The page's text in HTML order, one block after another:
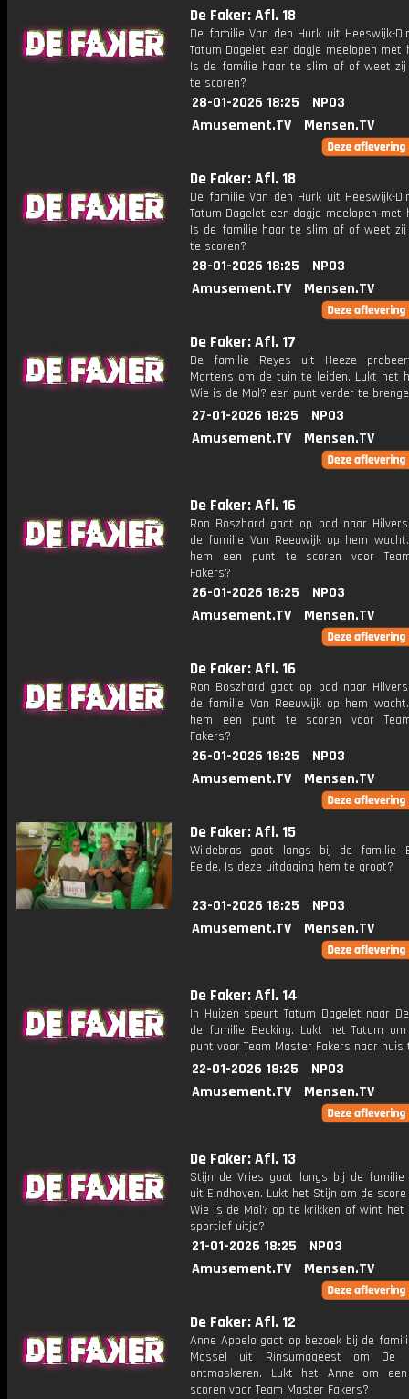
De Faker: Afl. 18
De familie Van den Hurk uit Heeswijk-
Tatum Dagelet een dagje meelopen met
Is de familie haar te slim af of weet
te scoren?
28-01-2026 18:25
NPO3
Amusement.TV
Mensen.TV
De Faker: Afl. 18
De familie Van den Hurk uit Heeswijk-
Tatum Dagelet een dagje meelopen met
Is de familie haar te slim af of weet
te scoren?
28-01-2026 18:25
NPO3
Amusement.TV
Mensen.TV
De Faker: Afl. 17
De familie Reyes uit Heeze
Martens om de tuin te leiden. Lukt het
Wie is de Mol? een punt verder te
27-01-2026 18:25
NPO3
Amusement.TV
Mensen.TV
De Faker: Afl. 16
Ron Boszhard gaat op pad naar
de familie Van Reeuwijk op hem
hem een punt te scoren voor
Fakers?
26-01-2026 18:25
NPO3
Amusement.TV
Mensen.TV
De Faker: Afl. 16
Ron Boszhard gaat op pad naar
de familie Van Reeuwijk op hem
hem een punt te scoren voor
Fakers?
26-01-2026 18:25
NPO3
Amusement.TV
Mensen.TV
De Faker: Afl. 15
Wildebras gaat langs bij de familie
Eelde. Is deze uitdaging hem te groot?
23-01-2026 18:25
NPO3
Amusement.TV
Mensen.TV
De Faker: Afl. 14
In Huizen speurt Tatum Dagelet naar
de familie Becking. Lukt het Tatum
punt voor Team Master Fakers naar huis
22-01-2026 18:25
NPO3
Amusement.TV
Mensen.TV
De Faker: Afl. 13
Stijn de Vries gaat langs bij de familie
uit Eindhoven. Lukt het Stijn om de score
Wie is de Mol? op te krikken of wint het
sportief uitje?
21-01-2026 18:25
NPO3
Amusement.TV
Mensen.TV
De Faker: Afl. 12
Anne Appelo gaat op bezoek bij de
Mossel uit Rinsumageest om De
ontmaskeren. Lukt het Anne om
scoren voor Team Master Fakers?